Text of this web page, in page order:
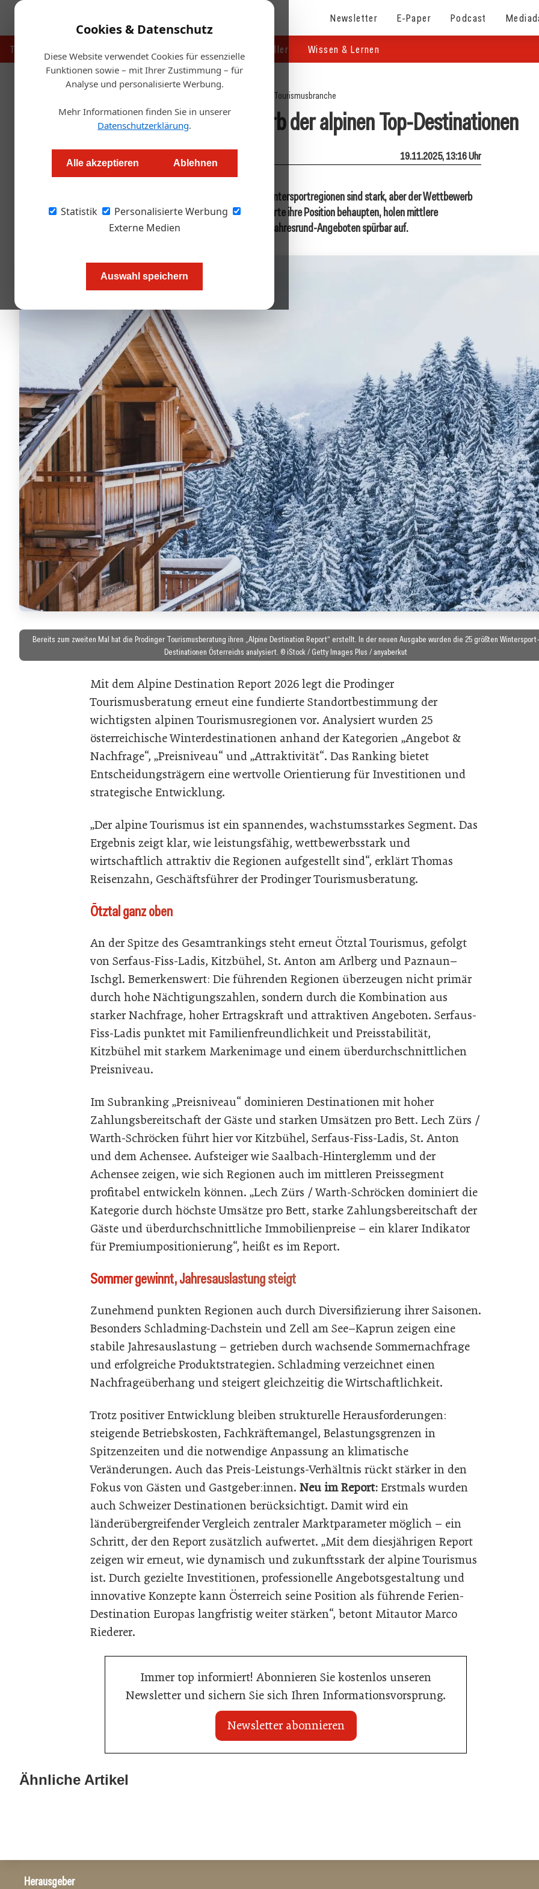
Cookies & Datenschutz
Diese Website verwendet Cookies für essenzielle
Funktionen sowie – mit Ihrer Zustimmung – für
Analyse und personalisierte Werbung.
Mehr Informationen finden Sie in unserer
Datenschutzerklärung.
Alle akzeptieren Ablehnen
Statistik
Personalisierte Werbung
Externe Medien
Auswahl speichern
Newsletter E-Paper Podcast
Touristik Handel & Hersteller Wissen & Lernen
Tourismusbranche
Neue Dynamik im Wettbewerb der alpinen Top-Destinationen
Redaktion.OEGZ 19.11.2025, 13:16 Uhr
Alpine Destination Report 2026: Österreichs Wintersportregionen sind stark, aber der Wettbewerb
intensiviert sich. Während etablierte Premiumorte ihre Position behaupten, holen mittlere
Destinationen mit gezielten Investitionen und Jahresrund-Angeboten spürbar auf.
Bereits zum zweiten Mal hat die Prodinger Tourismusberatung ihren „Alpine Destination Report“ erstellt. In der neuen Ausgabe wurden die 25 größten Wintersport-
Destinationen Österreichs analysiert. © iStock / Getty Images Plus / anyaberkut
Mit dem Alpine Destination Report 2026 legt die Prodinger
Tourismusberatung erneut eine fundierte Standortbestimmung der
wichtigsten alpinen Tourismusregionen vor. Analysiert wurden 25
österreichische Winterdestinationen anhand der Kategorien „Angebot &
Nachfrage“, „Preisniveau“ und „Attraktivität“. Das Ranking bietet
Entscheidungsträgern eine wertvolle Orientierung für Investitionen und
strategische Entwicklung.
„Der alpine Tourismus ist ein spannendes, wachstumsstarkes Segment. Das
Ergebnis zeigt klar, wie leistungsfähig, wettbewerbsstark und
wirtschaftlich attraktiv die Regionen aufgestellt sind“, erklärt Thomas
Reisenzahn, Geschäftsführer der Prodinger Tourismusberatung.
Ötztal ganz oben
An der Spitze des Gesamtrankings steht erneut Ötztal Tourismus, gefolgt
von Serfaus-Fiss-Ladis, Kitzbühel, St. Anton am Arlberg und Paznaun–
Ischgl. Bemerkenswert: Die führenden Regionen überzeugen nicht primär
durch hohe Nächtigungszahlen, sondern durch die Kombination aus
starker Nachfrage, hoher Ertragskraft und attraktiven Angeboten. Serfaus-
Fiss-Ladis punktet mit Familienfreundlichkeit und Preisstabilität,
Kitzbühel mit starkem Markenimage und einem überdurchschnittlichen
Preisniveau.
Im Subranking „Preisniveau“ dominieren Destinationen mit hoher
Zahlungsbereitschaft der Gäste und starken Umsätzen pro Bett. Lech Zürs /
Warth-Schröcken führt hier vor Kitzbühel, Serfaus-Fiss-Ladis, St. Anton
und dem Achensee. Aufsteiger wie Saalbach-Hinterglemm und der
Achensee zeigen, wie sich Regionen auch im mittleren Preissegment
profitabel entwickeln können. „Lech Zürs / Warth-Schröcken dominiert die
Kategorie durch höchste Umsätze pro Bett, starke Zahlungsbereitschaft der
Gäste und überdurchschnittliche Immobilienpreise – ein klarer Indikator
für Premiumpositionierung“, heißt es im Report.
Sommer gewinnt, Jahresauslastung steigt
Zunehmend punkten Regionen auch durch Diversifizierung ihrer Saisonen.
Besonders Schladming-Dachstein und Zell am See–Kaprun zeigen eine
stabile Jahresauslastung – getrieben durch wachsende Sommernachfrage
und erfolgreiche Produktstrategien. Schladming verzeichnet einen
Nachfrageüberhang und steigert gleichzeitig die Wirtschaftlichkeit.
Trotz positiver Entwicklung bleiben strukturelle Herausforderungen:
steigende Betriebskosten, Fachkräftemangel, Belastungsgrenzen in
Spitzenzeiten und die notwendige Anpassung an klimatische
Veränderungen. Auch das Preis-Leistungs-Verhältnis rückt stärker in den
Fokus von Gästen und Gastgeber:innen. Neu im Report: Erstmals wurden
auch Schweizer Destinationen berücksichtigt. Damit wird ein
länderübergreifender Vergleich zentraler Marktparameter möglich – ein
Schritt, der den Report zusätzlich aufwertet. „Mit dem diesjährigen Report
zeigen wir erneut, wie dynamisch und zukunftsstark der alpine Tourismus
ist. Durch gezielte Investitionen, professionelle Angebotsgestaltung und
innovative Konzepte kann Österreich seine Position als führende Ferien-
Destination Europas langfristig weiter stärken“, betont Mitautor Marco
Riederer.
Immer top informiert! Abonnieren Sie kostenlos unseren
Newsletter und sichern Sie sich Ihren Informationsvorsprung.
Newsletter abonnieren
Ähnliche Artikel
Travel Start-up Night 2026: Beste
Herausgeber